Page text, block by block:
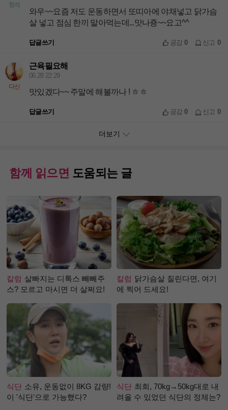
정석
와우~~요즘 저도 운동하면서 또띠아에 야채넣고 닭가슴
살 넣고 점심 한끼 말아먹는데...맛나죵~~요고^^
답글쓰기 공감0 신고 0
다신
근육필요해
06.28 22:29
맛있겠다~~ 주말에 해볼까나 ! ㅎㅎ
답글쓰기 공감0 신고 0
더보기
함께 읽으면 도움되는 글
칼럼 살빠지는 디톡스 빼빼주
스? 모르고 마시면 더 살쩌요!
칼럼 닭가슴살 질린다면, 여기
에 찍어 드세요!
식단 소유, 운동없이 8KG 감량!
이 '식단'으로 가능했다?
식단 최희, 70kg→50kg대로 내
려올 수 있었던 식단의 정체는?